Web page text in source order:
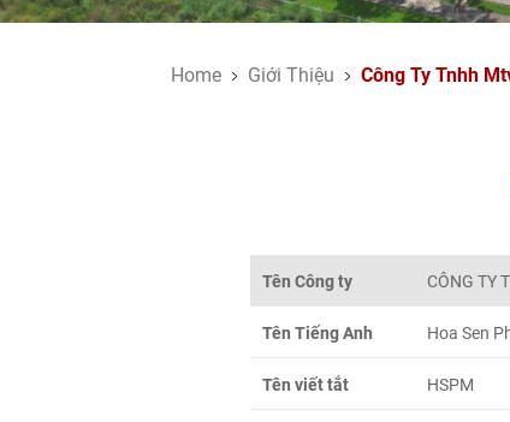
Home Giới Thiệu Công Ty Tnhh
Tên Công ty CÔNG TY
Tên Tiếng Anh Hoa Sen
Tên viết tắt HSPM